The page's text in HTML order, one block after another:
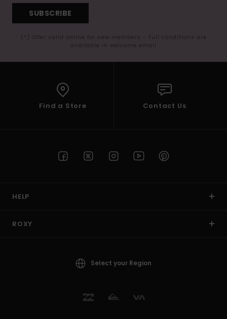
SUBSCRIBE
(*) Offer valid online for new members - Full conditions are
available in welcome email
Find a Store Contact Us
HELP
ROXY
Select your Region